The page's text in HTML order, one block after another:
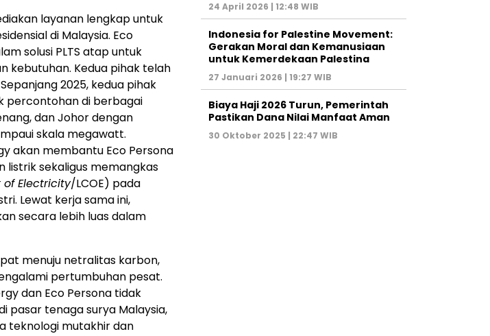
layanan lengkap untuk
di Malaysia. Eco
solusi PLTS atap untuk
kebutuhan. Kedua pihak telah
2025, kedua pihak
percontohan di berbagai
dan Johor dengan
skala megawatt.
akan membantu Eco Persona
listrik sekaligus memangkas
of Electricity/LCOE) pada
Lewat kerja sama ini,
secara lebih luas dalam
menuju netralitas karbon,
pertumbuhan pesat.
dan Eco Persona tidak
pasar tenaga surya Malaysia,
teknologi mutakhir dan
24 April 2026 | 12:48 WIB
Indonesia for Palestine Movement:
Gerakan Moral dan Kemanusiaan
untuk Kemerdekaan Palestina
27 Januari 2026 | 19:27 WIB
Biaya Haji 2026 Turun, Pemerintah
Pastikan Dana Nilai Manfaat Aman
30 Oktober 2025 | 22:47 WIB